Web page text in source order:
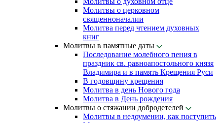
Молитвы о церковном
священноначалии
Молитва перед чтением духовных
книг
Молитвы в памятные даты
Последование молебного пения в
праздник св. равноапостольного князя
Владимира и в память Крещения Руси
В годовщину крещения
Молитва в день Нового года
Молитва в День рождения
Молитвы о стяжании добродетелей
Молитвы в недоумении, как поступить